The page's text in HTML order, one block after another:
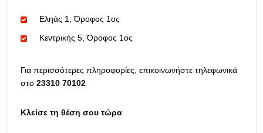
Εληάς 1, Όροφος 1ος
Κεντρικής 5, Όροφος 1ος
Για περισσότερες πληροφορίες, επικοινωνήστε τηλεφωνικά
στο 23310 70102
Κλείσε τη θέση σου τώρα